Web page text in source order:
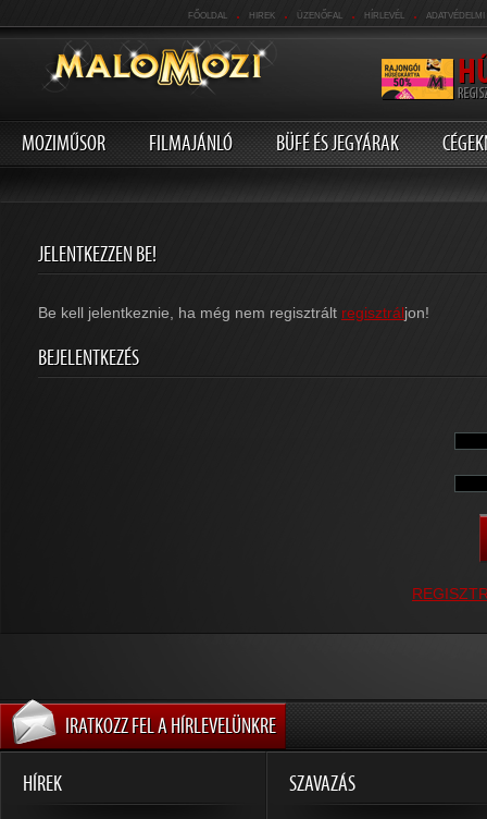
FŐOLDAL . HIREK . ÜZENŐFAL . HÍRLEVÉL . ADATVÉDELMI
MOZIMŰSOR FILMAJÁNLÓ BÜFÉ ÉS JEGYÁRAK
JELENTKEZZEN BE!
Be kell jelentkeznie, ha még nem regisztrált regisztráljon!
BEJELENTKEZÉS
IRATKOZZ FEL A HÍRLEVELÜNKRE
HÍREK SZAVAZÁS